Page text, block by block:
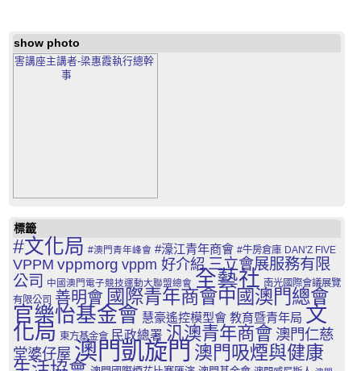
show photo
標籤
#文化局 #澳門青年峰會 #濠江青年商會 #牛房倉庫 DAN'Z FIVE
VPPM vppmorg vppm 好介紹 三立會展服務有限
公司
中國澳門電子競技運動大聯盟總會 全藝社 南光國際會議展覽
有限公司 善明會 國際青年商會中國澳門總會
官樂怡基金會 慧豪遙控模型會 教育暨青年局 文
化局 東方基金會 民政總署 汎澳青年商會 澳門仁慈
堂婆仔屋 澳門凱旋門 澳門吸煙與健康